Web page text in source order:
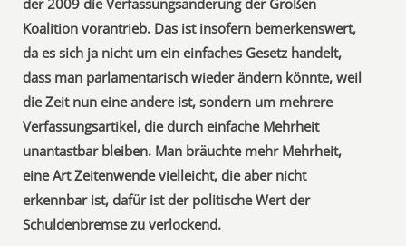
der 2009 die Verfassungsänderung der Großen
Koalition vorantrieb. Das ist insofern bemerkenswert,
da es sich ja nicht um ein einfaches Gesetz handelt,
dass man parlamentarisch wieder ändern könnte, weil
die Zeit nun eine andere ist, sondern um mehrere
Verfassungsartikel, die durch einfache Mehrheit
unantastbar bleiben. Man bräuchte mehr Mehrheit,
eine Art Zeitenwende vielleicht, die aber nicht
erkennbar ist, dafür ist der politische Wert der
Schuldenbremse zu verlockend.